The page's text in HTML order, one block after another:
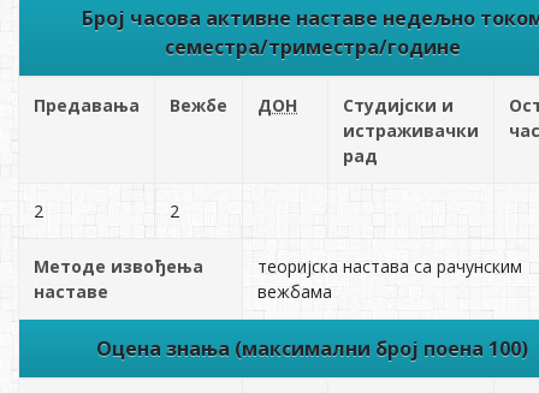
Број часова активне наставе недељно
семестра/триместра/године
Предавања Вежбе ДОН
Студијски и
истраживачки
рад
2 2
Методе извођења
наставе
теоријска настава са рачунским
вежбама
Оцена знања (максимални број поена 100)